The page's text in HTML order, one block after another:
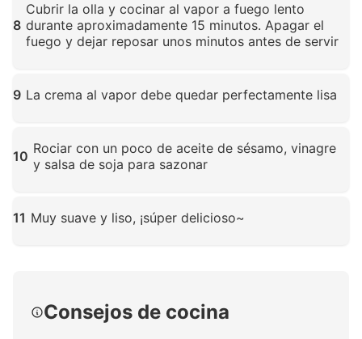
8
Cubrir la olla y cocinar al vapor a fuego lento
durante aproximadamente 15 minutos. Apagar el
fuego y dejar reposar unos minutos antes de servir
9 La crema al vapor debe quedar perfectamente lisa
10 Rociar con un poco de aceite de sésamo, vinagre
y salsa de soja para sazonar
11 Muy suave y liso, ¡súper delicioso~
Consejos de cocina